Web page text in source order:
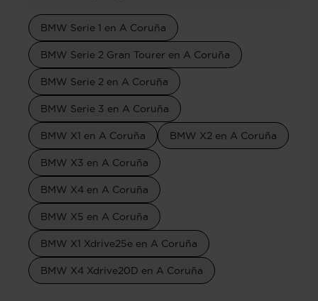
BMW Serie 1 en A Coruña
BMW Serie 2 Gran Tourer en A Coruña
BMW Serie 2 en A Coruña
BMW Serie 3 en A Coruña
BMW X1 en A Coruña BMW X2 en A Coruña
BMW X3 en A Coruña
BMW X4 en A Coruña
BMW X5 en A Coruña
BMW X1 Xdrive25e en A Coruña
BMW X4 Xdrive20D en A Coruña